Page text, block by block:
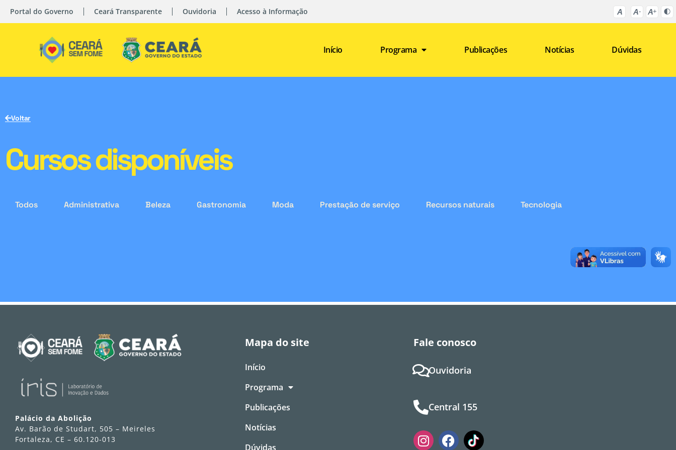
Portal do Governo Ceará Transparente Ouvidoria Acesso à Informação
Início Programa Publicações Notícias Dúvidas
Voltar
Cursos disponíveis
Todos Administrativa Beleza Gastronomia Moda Prestação de serviço Recursos naturais Tecnologia
Palácio da Abolição
Av. Barão de Studart, 505 – Meireles
Fortaleza, CE – 60.120-013
Mapa do site
Início
Programa
Publicações
Notícias
Dúvidas
Fale conosco
Ouvidoria
Central 155